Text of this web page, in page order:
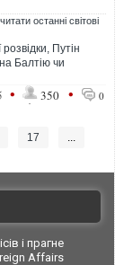
останні світові
Путін
Балтію чи
• 350 • 0
17
...
і прагне
Affairs